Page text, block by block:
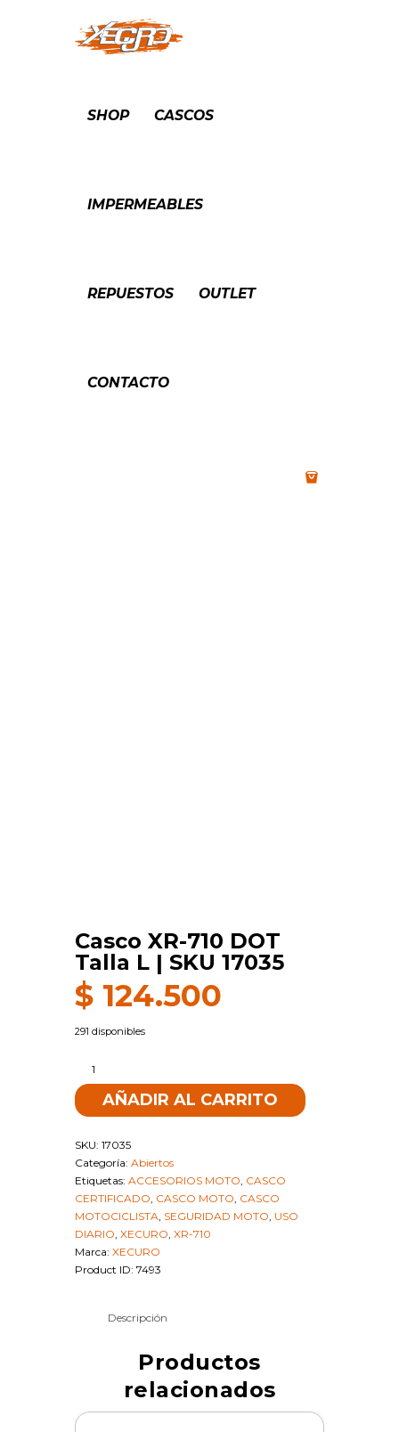
SHOP CASCOS
IMPERMEABLES
REPUESTOS OUTLET
CONTACTO
Casco XR-710 DOT
Talla L | SKU 17035
$ 124.500
291 disponibles
710
DOT
L
|
SKU
17035
cantidad
AÑADIR AL CARRITO
SKU: 17035
Categoría: Abiertos
Etiquetas: ACCESORIOS MOTO CASCO
CERTIFICADO CASCO MOTO CASCO
MOTOCICLISTA SEGURIDAD MOTO USO
DIARIO XECURO XR-710
Marca: XECURO
Product ID: 7493
Descripción
Productos
relacionados